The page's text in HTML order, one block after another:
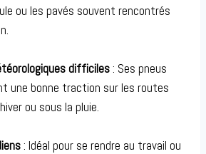
ou les pavés souvent rencontrés
difficiles: Ses pneus
une bonne traction sur les routes
ou sous la pluie.
: Idéal pour se rendre au travail ou